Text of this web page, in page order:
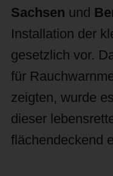
Sachsen und
Installation der
gesetzlich vor.
für
zeigten, wurde
dieser
flächendeckend